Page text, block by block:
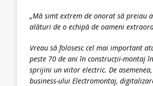
„Mă simt extrem de onorat să preiau
alături de o echipă de oameni
Vreau să folosesc cel mai important
peste 70 de ani în construcții-montaj
sprijini un viitor electric. De
business-ului Electromontaj,